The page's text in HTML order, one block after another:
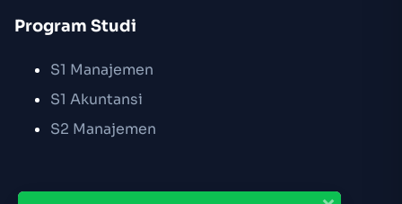
Program Studi
S1 Manajemen
S1 Akuntansi
S2 Manajemen